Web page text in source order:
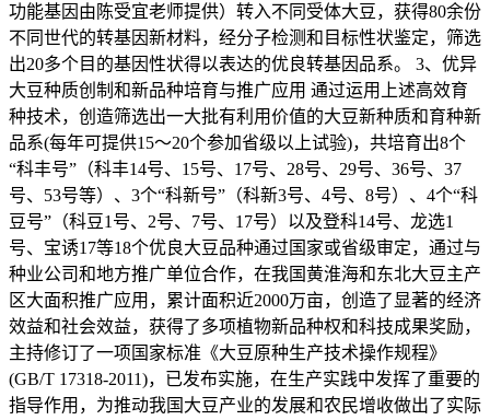
功能基因由陈受宜老师提供）转入不同受体大豆，获得80余份
不同世代的转基因新材料，经分子检测和目标性状鉴定，筛选
出20多个目的基因性状得以表达的优良转基因品系。 3、优异
大豆种质创制和新品种培育与推广应用 通过运用上述高效育
种技术，创造筛选出一大批有利用价值的大豆新种质和育种新
品系(每年可提供15～20个参加省级以上试验)，共培育出8个
“科丰号”（科丰14号、15号、17号、28号、29号、36号、37
号、53号等）、3个“科新号”（科新3号、4号、8号）、4个“科
豆号”（科豆1号、2号、7号、17号）以及登科14号、龙选1
号、宝诱17等18个优良大豆品种通过国家或省级审定，通过与
种业公司和地方推广单位合作，在我国黄淮海和东北大豆主产
区大面积推广应用，累计面积近2000万亩，创造了显著的经济
效益和社会效益，获得了多项植物新品种权和科技成果奖励，
主持修订了一项国家标准《大豆原种生产技术操作规程》
(GB/T 17318-2011)，已发布实施，在生产实践中发挥了重要的
指导作用，为推动我国大豆产业的发展和农民增收做出了实际